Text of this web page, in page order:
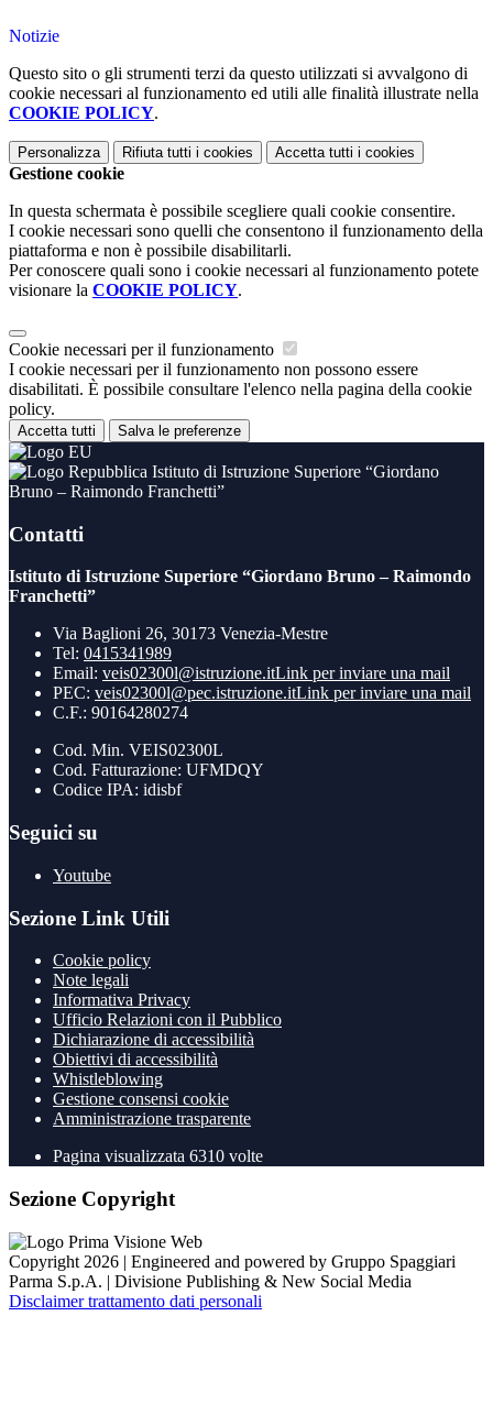
Notizie
Questo sito o gli strumenti terzi da questo utilizzati si avvalgono di
cookie necessari al funzionamento ed utili alle finalità illustrate nella
COOKIE POLICY.
Personalizza Rifiuta tutti i cookies Accetta tutti i cookies
Gestione cookie
In questa schermata è possibile scegliere quali cookie consentire.
I cookie necessari sono quelli che consentono il funzionamento della
piattaforma e non è possibile disabilitarli.
Per conoscere quali sono i cookie necessari al funzionamento potete
visionare la COOKIE POLICY.
Cookie necessari per il funzionamento
I cookie necessari per il funzionamento non possono essere
disabilitati. È possibile consultare l'elenco nella pagina della cookie
policy.
Accetta tutti Salva le preferenze
Istituto di Istruzione Superiore “Giordano
Bruno – Raimondo Franchetti”
Contatti
Istituto di Istruzione Superiore “Giordano Bruno – Raimondo
Franchetti”
Via Baglioni 26, 30173 Venezia-Mestre
Tel: 0415341989
Email: veis02300l@istruzione.itLink per inviare una mail
PEC: veis02300l@pec.istruzione.itLink per inviare una mail
C.F.: 90164280274
Cod. Min. VEIS02300L
Cod. Fatturazione: UFMDQY
Codice IPA: idisbf
Seguici su
Youtube
Sezione Link Utili
Cookie policy
Note legali
Informativa Privacy
Ufficio Relazioni con il Pubblico
Dichiarazione di accessibilità
Obiettivi di accessibilità
Whistleblowing
Gestione consensi cookie
Amministrazione trasparente
Pagina visualizzata 6310 volte
Sezione Copyright
Copyright 2026 | Engineered and powered by Gruppo Spaggiari
Parma S.p.A. | Divisione Publishing & New Social Media
Disclaimer trattamento dati personali